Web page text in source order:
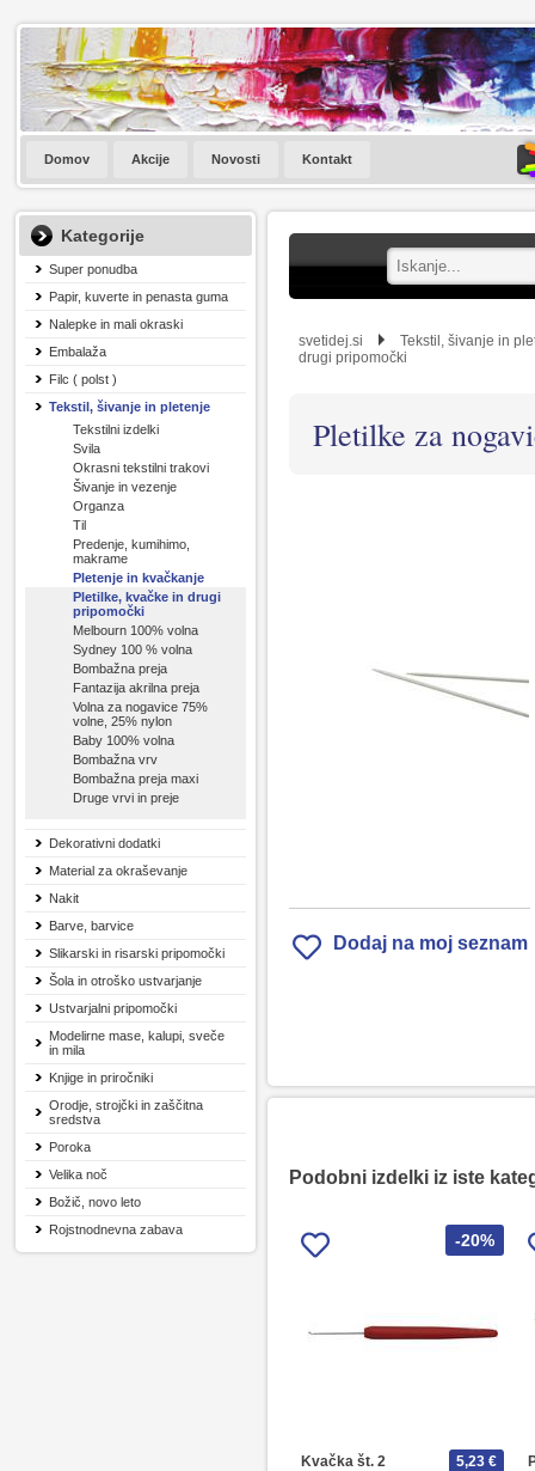
Domov Akcije Novosti Kontakt
Kategorije
Super ponudba
Papir, kuverte in penasta guma
Nalepke in mali okraski
Embalaža
Filc ( polst )
Tekstil, šivanje in pletenje
Tekstilni izdelki
Svila
Okrasni tekstilni trakovi
Šivanje in vezenje
Organza
Til
Predenje, kumihimo,
makrame
Pletenje in kvačkanje
Pletilke, kvačke in drugi
pripomočki
Melbourn 100% volna
Sydney 100 % volna
Bombažna preja
Fantazija akrilna preja
Volna za nogavice 75%
volne, 25% nylon
Baby 100% volna
Bombažna vrv
Bombažna preja maxi
Druge vrvi in preje
Dekorativni dodatki
Material za okraševanje
Nakit
Barve, barvice
Slikarski in risarski pripomočki
Šola in otroško ustvarjanje
Ustvarjalni pripomočki
Modelirne mase, kalupi, sveče
in mila
Knjige in priročniki
Orodje, strojčki in zaščitna
sredstva
Poroka
Velika noč
Božič, novo leto
Rojstnodnevna zabava
svetidej.si
Tekstil, šivanje in
drugi pripomočki
Pletilke za
Dodaj na moj seznam
Podobni izdelki iz iste
-20%
Kvačka št. 2
5,23 €